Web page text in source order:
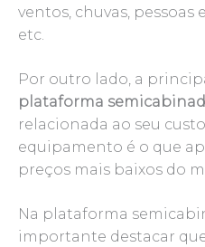
ventos, chuvas, pessoas
etc.
Por outro lado, a
plataforma
relacionada ao seu
equipamento é o que
preços mais baixos do
Na plataforma
importante destacar